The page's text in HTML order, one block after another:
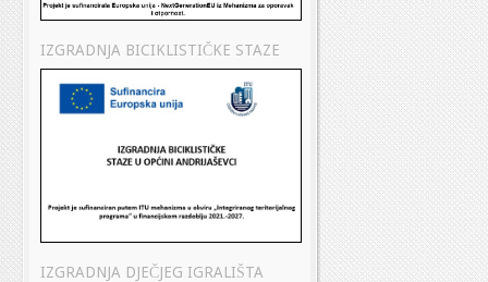
IZGRADNJA BICIKLISTIČKE STAZE
IZGRADNJA DJEČJEG IGRALIŠTA